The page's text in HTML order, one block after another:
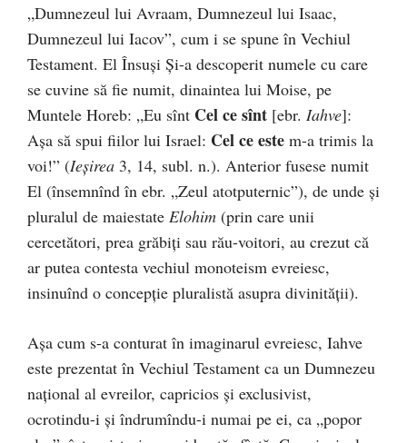
„Dumnezeul lui Avraam, Dumnezeul lui Isaac,
Dumnezeul lui Iacov”, cum i se spune în Vechiul
Testament. El Însuși Și-a descoperit numele cu care
se cuvine să fie numit, dinaintea lui Moise, pe
Muntele Horeb: „Eu sînt Cel ce sînt [ebr. Iahve]:
Așa să spui fiilor lui Israel: Cel ce este m-a trimis la
voi!” (Ieșirea 3, 14, subl. n.). Anterior fusese numit
El (însemnînd în ebr. „Zeul atotputernic”), de unde și
pluralul de maiestate Elohim (prin care unii
cercetători, prea grăbiți sau rău-voitori, au crezut că
ar putea contesta vechiul monoteism evreiesc,
insinuînd o concepție pluralistă asupra divinității).
Așa cum s-a conturat în imaginarul evreiesc, Iahve
este prezentat în Vechiul Testament ca un Dumnezeu
național al evreilor, capricios și exclusivist,
ocrotindu-i și îndrumîndu-i numai pe ei, ca „popor